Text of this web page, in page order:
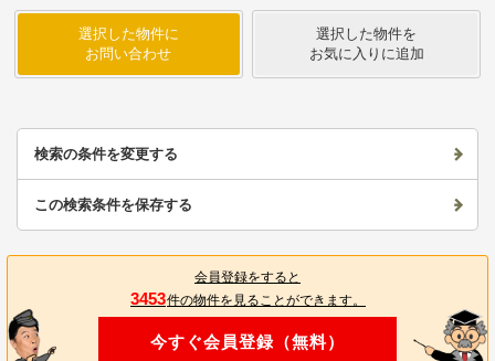
選択した物件に
お問い合わせ
選択した物件を
お気に入りに追加
検索の条件を変更する
この検索条件を保存する
会員登録をすると
3453件の物件を見ることができます。
今すぐ会員登録（無料）